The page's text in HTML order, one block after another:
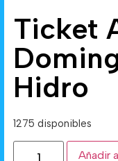
Ticket
Hidro
1275 disponibles
Añadir